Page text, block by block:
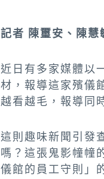
記者 陳璽安、陳慧
近日有多家媒體以
材，報導這家殯儀
越看越毛，報導同
這則趣味新聞引發
嗎？這張鬼影幢幢
儀館的員工守則」